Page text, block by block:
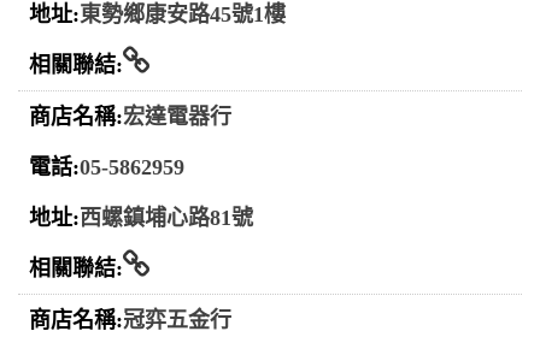
東勢鄉康安路45號1樓
相關連結
宏達電器行
05-5862959
西螺鎮埔心路81號
相關連結
冠弈五金行